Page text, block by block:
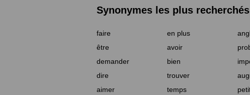
Synonymes les plus recherchés
faire en plus
être
avoir
demander
bien
dire
trouver
aimer
temps